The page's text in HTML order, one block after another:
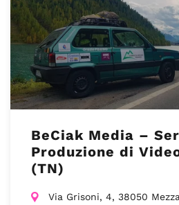
BeCiak Media –
Produzione di
(TN)
Via Grisoni, 4, 38050